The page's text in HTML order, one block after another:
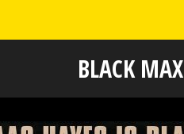
BLACK MAX